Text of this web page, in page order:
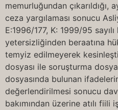
memurluğundan çıkarıldığı,
ceza yargılaması sonucu
E:1996/177, K: 1999/95
yetersizliğinden beraatına
temyiz edilmeyerek
dosyası ile soruşturma
dosyasında bulunan
değerlendirilmesi sonucu
bakımından üzerine atılı fiili